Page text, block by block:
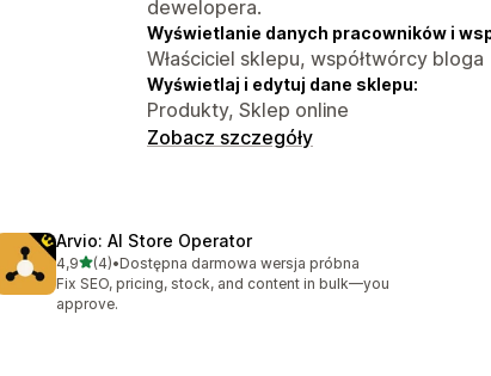
dewelopera.
Wyświetlanie danych pracowników i
Właściciel sklepu, współtwórcy bloga
Wyświetlaj i edytuj dane sklepu:
Produkty, Sklep online
Zobacz szczegóły
Arvio: AI Store Operator
4,9na 5 gwiazdek
(4)
Łączna liczba recenzji: 4
•Dostępna darmowa wersja próbna
Fix SEO, pricing, stock, and content in bulk—you
approve.